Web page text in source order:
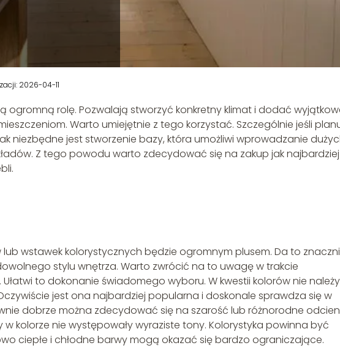
2026-04-11
ogromną rolę. Pozwalają stworzyć konkretny klimat i dodać
Warto umiejętnie z tego korzystać. Szczególnie jeśli
niezbędne jest stworzenie bazy, która umożliwi wprowadzanie
Z tego powodu warto zdecydować się na zakup jak najbardziej
wstawek kolorystycznych będzie ogromnym plusem. Da to
stylu wnętrza. Warto zwrócić na to uwagę w trakcie
to dokonanie świadomego wyboru. W kwestii kolorów nie należy
jest ona najbardziej popularna i doskonale sprawdza się w
dobrze można zdecydować się na szarość lub różnorodne
kolorze nie występowały wyraziste tony. Kolorystyka powinna być
ciepłe i chłodne barwy mogą okazać się bardzo ograniczające.